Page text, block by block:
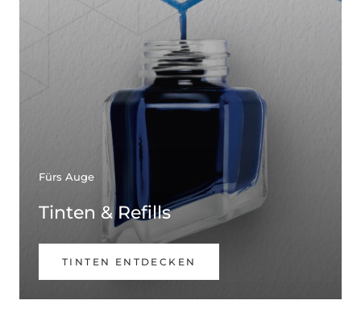
Fürs Auge
Tinten & Refills
TINTEN ENTDECKEN